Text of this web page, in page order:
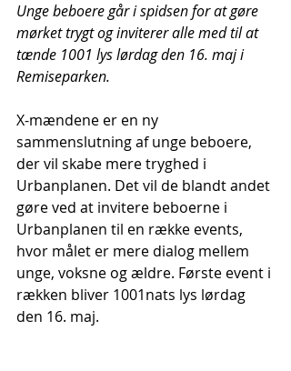
Unge beboere går i spidsen for at gøre
mørket trygt og inviterer alle med til at
tænde 1001 lys lørdag den 16. maj i
Remiseparken.
X-mændene er en ny
sammenslutning af unge beboere,
der vil skabe mere tryghed i
Urbanplanen. Det vil de blandt andet
gøre ved at invitere beboerne i
Urbanplanen til en række events,
hvor målet er mere dialog mellem
unge, voksne og ældre. Første event i
rækken bliver 1001nats lys lørdag
den 16. maj.